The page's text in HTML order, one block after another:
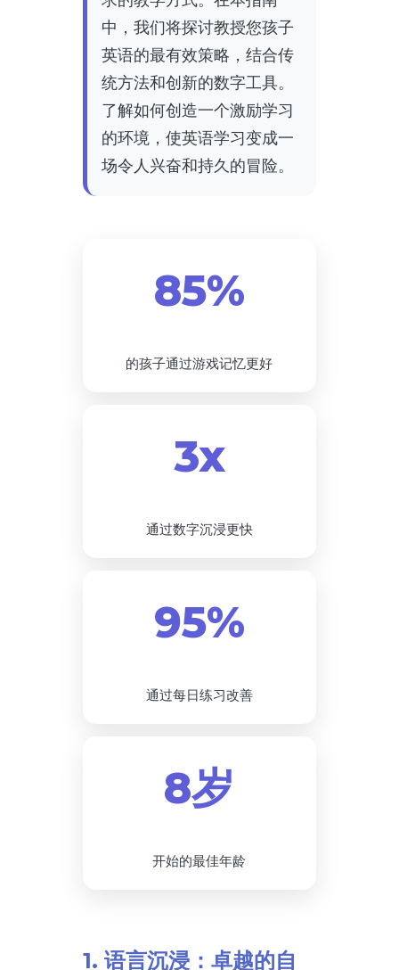
中，我们将探讨教授您孩子
英语的最有效策略，结合传
统方法和创新的数字工具。
了解如何创造一个激励学习
的环境，使英语学习变成一
场令人兴奋和持久的冒险。
85%
的孩子通过游戏记忆更好
3x
通过数字沉浸更快
95%
通过每日练习改善
8岁
开始的最佳年龄
1. 语言沉浸：卓越的自